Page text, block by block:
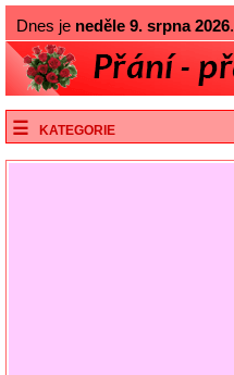
Dnes je neděle 9. srpna 2026.
KATEGORIE